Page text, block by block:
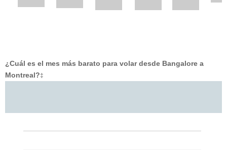
¿Cuál es el mes más barato para volar desde Bangalore a
Montreal?‡